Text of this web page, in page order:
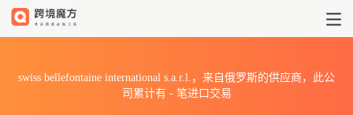
swiss bellefontaine international s.a.r.l.，来自俄罗斯的供应商，此公
司累计有 -笔进口交易